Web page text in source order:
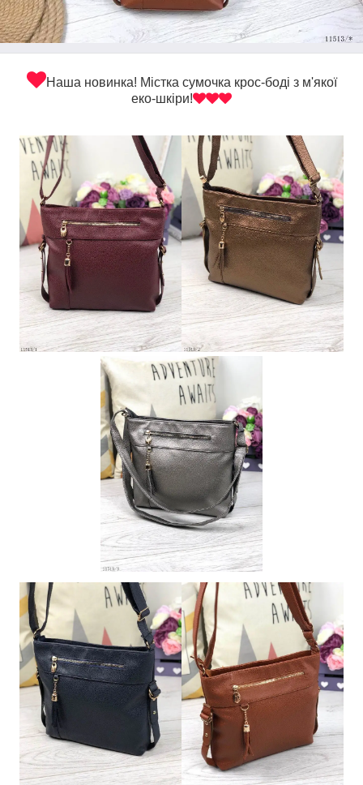
Наша новинка! Містка сумочка крос-боді з м'якої
еко-шкіри!